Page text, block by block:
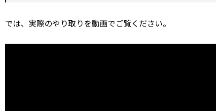
では、実際のやり取りを動画でご覧ください。